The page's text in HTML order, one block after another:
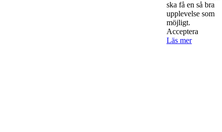
AI för småföretagare: mindre stress, mer
ska få en så bra
upplevelse som
möjligt.
Acceptera
Läs mer